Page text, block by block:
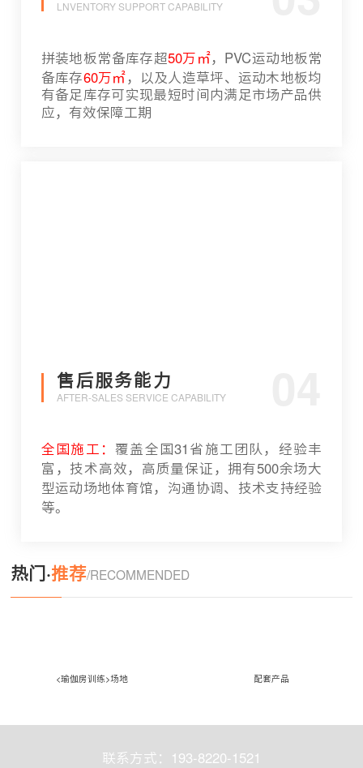
LNVENTORY SUPPORT CAPABILITY
拼装地板常备库存超50万㎡，PVC运动地板常
备库存60万㎡ ，以及人造草坪、运动木地板均
有备足库存可实现最短时间内满足市场产品供
应，有效保障工期
售后服务能力
AFTER-SALES SERVICE CAPABILITY
全国施工： 覆盖全国31省施工团队，经验丰
富，技术高效，高质量保证，拥有500余场大
型运动场地体育馆，沟通协调、技术支持经验
等。
热门·推荐/RECOMMENDED
<瑜伽房训练>场地 配套产品
联系方式：193-8220-1521